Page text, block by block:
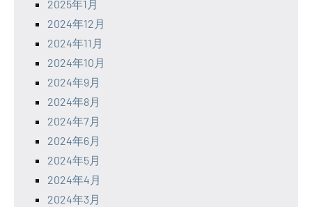
2025年1月
2024年12月
2024年11月
2024年10月
2024年9月
2024年8月
2024年7月
2024年6月
2024年5月
2024年4月
2024年3月